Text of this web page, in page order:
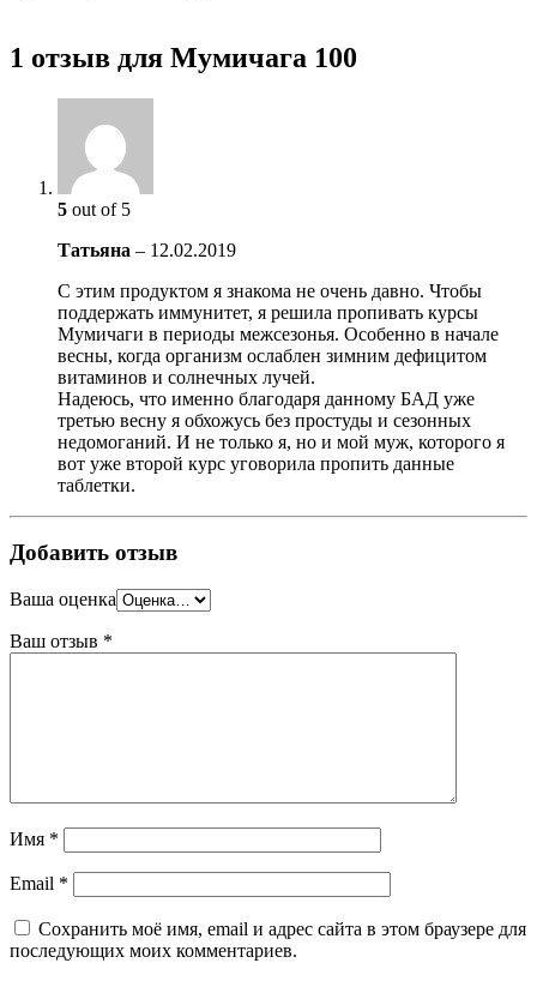
1 отзыв для Мумичага 100
5 out of 5
Татьяна – 12.02.2019
С этим продуктом я знакома не очень давно. Чтобы
поддержать иммунитет, я решила пропивать курсы
Мумичаги в периоды межсезонья. Особенно в начале
весны, когда организм ослаблен зимним дефицитом
витаминов и солнечных лучей.
Надеюсь, что именно благодаря данному БАД уже
третью весну я обхожусь без простуды и сезонных
недомоганий. И не только я, но и мой муж, которого я
вот уже второй курс уговорила пропить данные
таблетки.
Добавить отзыв
Ваша оценка
Ваш отзыв *
Имя *
Email *
Сохранить моё имя, email и адрес сайта в этом браузере для
последующих моих комментариев.